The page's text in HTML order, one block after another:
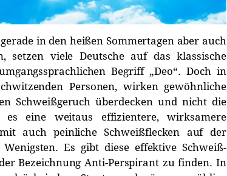
in den heißen Sommertagen aber auch
setzen viele Deutsche auf das klassische
Begriff „Deo“. Doch in
Personen, wirken gewöhnliche
Schweißgeruch überdecken und nicht die
es eine weitaus effizientere, wirksamere
auch peinliche Schweißflecken auf der
Es gibt diese effektive Schweiß-
Bezeichnung Anti-Perspirant zu finden. In